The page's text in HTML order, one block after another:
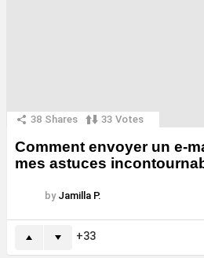
38 Shares 33 Votes
Comment envoyer un e-
mes astuces
by Jamilla P.
33